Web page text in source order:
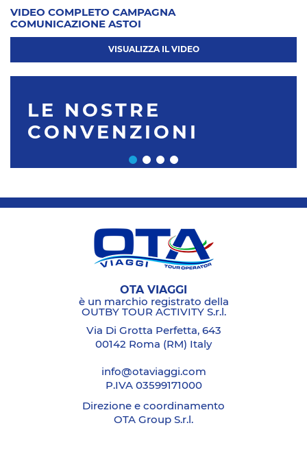
VIDEO COMPLETO CAMPAGNA
COMUNICAZIONE ASTOI
VISUALIZZA IL VIDEO
LE NOSTRE
CONVENZIONI
OTA VIAGGI
è un marchio registrato della
OUTBY TOUR ACTIVITY S.r.l.
Via Di Grotta Perfetta, 643
00142 Roma (RM) Italy
info@otaviaggi.com
P.IVA 03599171000
Direzione e coordinamento
OTA Group S.r.l.